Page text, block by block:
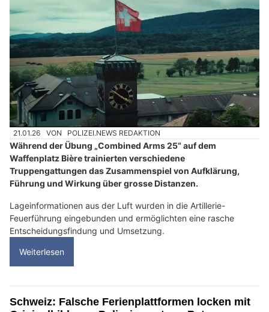
21.01.26 VON POLIZEI.NEWS REDAKTION
Während der Übung „Combined Arms 25“ auf dem
Waffenplatz Bière trainierten verschiedene
Truppengattungen das Zusammenspiel von Aufklärung,
Führung und Wirkung über grosse Distanzen.
Lageinformationen aus der Luft wurden in die Artillerie-
Feuerführung eingebunden und ermöglichten eine rasche
Entscheidungsfindung und Umsetzung.
Weiterlesen
Schweiz: Falsche Ferienplattformen locken mit